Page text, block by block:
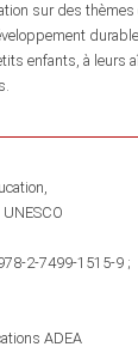
sur des
enfants, à leurs
2-7499-1515-9 ;
ADEA